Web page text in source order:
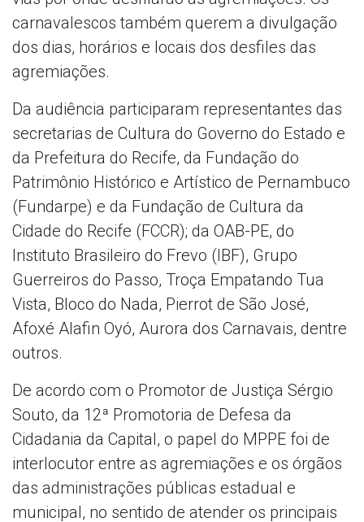
carnavalescos também querem a divulgação
dos dias, horários e locais dos desfiles das
agremiações.
Da audiência participaram representantes das
secretarias de Cultura do Governo do Estado e
da Prefeitura do Recife, da Fundação do
Patrimônio Histórico e Artístico de Pernambuco
(Fundarpe) e da Fundação de Cultura da
Cidade do Recife (FCCR); da OAB-PE, do
Instituto Brasileiro do Frevo (IBF), Grupo
Guerreiros do Passo, Troça Empatando Tua
Vista, Bloco do Nada, Pierrot de São José,
Afoxé Alafin Oyó, Aurora dos Carnavais, dentre
outros.
De acordo com o Promotor de Justiça Sérgio
Souto, da 12ª Promotoria de Defesa da
Cidadania da Capital, o papel do MPPE foi de
interlocutor entre as agremiações e os órgãos
das administrações públicas estadual e
municipal, no sentido de atender os principais